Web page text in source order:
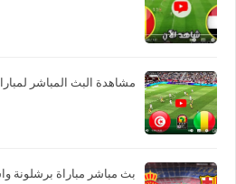
مشاهدة البث المباشر
بث مباشر مباراة برشلونة